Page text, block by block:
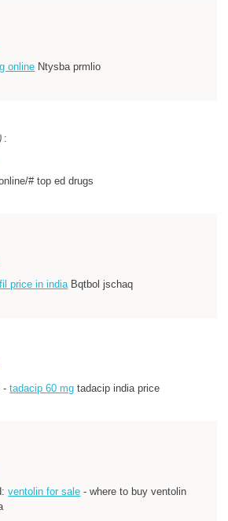
online Ntysba prmlio
:
# top ed drugs
price in indiaBqtbol jschaq
-tadacip 60 mg tadacip india price
ventolin for sale - where to buy ventolin